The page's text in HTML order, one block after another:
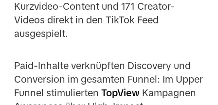
Kurzvideo-Content und 171 Creator-
Videos direkt in den TikTok Feed
ausgespielt.
Paid-Inhalte verknüpften Discovery und
Conversion im gesamten Funnel: Im Upper
Funnel stimulierten TopViewKampagnen